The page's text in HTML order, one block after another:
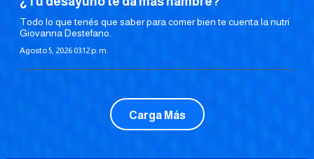
Todo lo que tenés que saber para comer bien te cuenta la nutri
Giovanna Destefano.
Agosto 5, 2026 03:12 p. m.
Carga Más